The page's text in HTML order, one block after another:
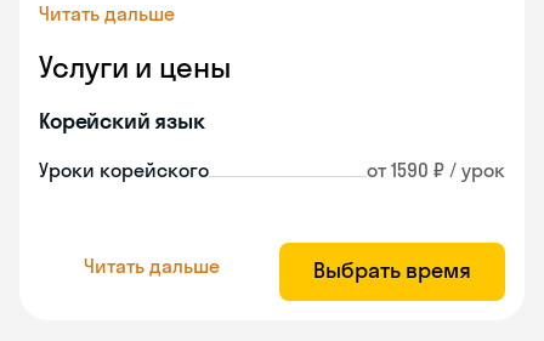
Читать дальше
Услуги и цены
Корейский язык
Уроки корейского от 1590 ₽ / урок
Читать дальше Выбрать время